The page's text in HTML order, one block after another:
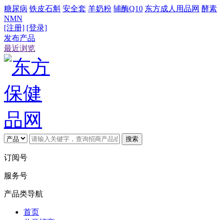
糖尿病 铁皮石斛 安全套 羊奶粉 辅酶Q10 东方成人用品网 酵素
NMN
[注册] [登录]
发布产品
最近浏览
搜索
订阅号
服务号
产品类导航
首页